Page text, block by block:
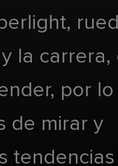
la carrera,
por lo
de mirar y